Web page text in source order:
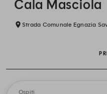
Cala Masciola
Strada Comunale Egnazia
Ospiti